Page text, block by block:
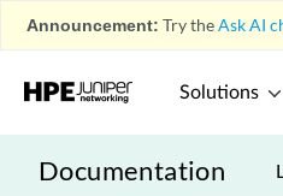
Announcement: Try theAsk AI
Solutions
Documentation